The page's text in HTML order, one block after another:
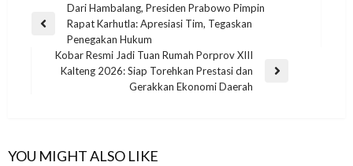
Dari Hambalang, Presiden Prabowo Pimpin
Rapat Karhutla: Apresiasi Tim, Tegaskan
Penegakan Hukum
Kobar Resmi Jadi Tuan Rumah Porprov XIII
Kalteng 2026: Siap Torehkan Prestasi dan
Gerakkan Ekonomi Daerah
YOU MIGHT ALSO LIKE